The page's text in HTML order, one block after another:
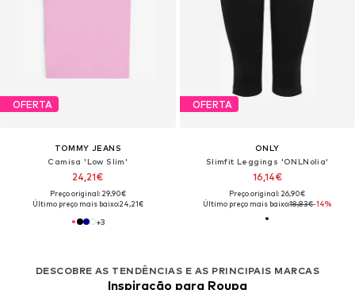
OFERTA
TOMMY JEANS
Camisa 'Low Slim'
24,21€
Preço original: 29,90€
Último preço mais baixo:24,21€
+3
OFERTA
ONLY
Slimfit Leggings 'ONLNolia'
16,14€
Preço original: 26,90€
Último preço mais baixo:18,83€-14%
DESCOBRE AS TENDÊNCIAS E AS PRINCIPAIS MARCAS
Inspiração para Roupa